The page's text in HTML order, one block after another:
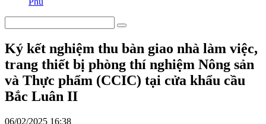
Ký kết nghiệm thu bàn giao nhà làm việc,
trang thiết bị phòng thí nghiệm Nông sản
và Thực phẩm (CCIC) tại cửa khẩu cầu
Bắc Luân II
06/02/2025 16:38